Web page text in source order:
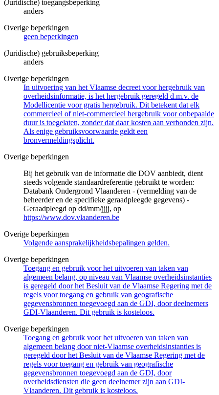
(Juridische) toegangsbeperking
anders
Overige beperkingen
geen beperkingen
(Juridische) gebruiksbeperking
anders
Overige beperkingen
In uitvoering van het Vlaamse decreet voor hergebruik van
overheidsinformatie, is het hergebruik geregeld d.m.v. de
Modellicentie voor gratis hergebruik. Dit betekent dat elk
commercieel of niet-commercieel hergebruik voor onbepaalde
duur is toegelaten, zonder dat daar kosten aan verbonden zijn.
Als enige gebruiksvoorwaarde geldt een
bronvermeldingsplicht.
Overige beperkingen
Bij het gebruik van de informatie die DOV aanbiedt, dient
steeds volgende standaardreferentie gebruikt te worden:
Databank Ondergrond Vlaanderen - (vermelding van de
beheerder en de specifieke geraadpleegde gegevens) -
Geraadpleegd op dd/mm/jjjj, op
https://www.dov.vlaanderen.be
Overige beperkingen
Volgende aansprakelijkheidsbepalingen gelden.
Overige beperkingen
Toegang en gebruik voor het uitvoeren van taken van
algemeen belang, op niveau van Vlaamse overheidsinstanties
is geregeld door het Besluit van de Vlaamse Regering met de
regels voor toegang en gebruik van geografische
gegevensbronnen toegevoegd aan de GDI, door deelnemers
GDI-Vlaanderen. Dit gebruik is kosteloos.
Overige beperkingen
Toegang en gebruik voor het uitvoeren van taken van
algemeen belang door niet-Vlaamse overheidsinstanties is
geregeld door het Besluit van de Vlaamse Regering met de
regels voor toegang en gebruik van geografische
gegevensbronnen toegevoegd aan de GDI, door
overheidsdiensten die geen deelnemer zijn aan GDI-
Vlaanderen. Dit gebruik is kosteloos.